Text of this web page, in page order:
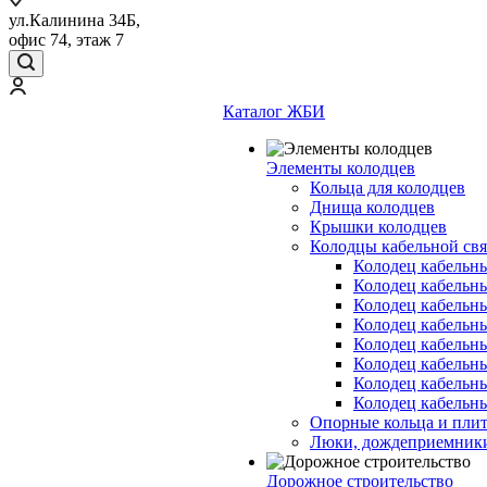
ул.Калинина 34Б,
офис 74, этаж 7
Каталог ЖБИ
Элементы колодцев
Кольца для колодцев
Днища колодцев
Крышки колодцев
Колодцы кабельной
Колодец
Колодец
Колодец
Колодец
Колодец
Колодец
Колодец
Колодец
Опорные кольца и
Люки,
Дорожное строительство